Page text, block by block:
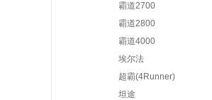
霸道2700
霸道2800
霸道4000
埃尔法
超霸(4Runner)
坦途